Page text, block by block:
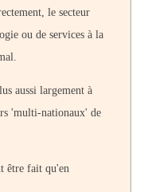
le secteur
ou de services à la
aussi largement à
'multi-nationaux' de
être fait qu'en